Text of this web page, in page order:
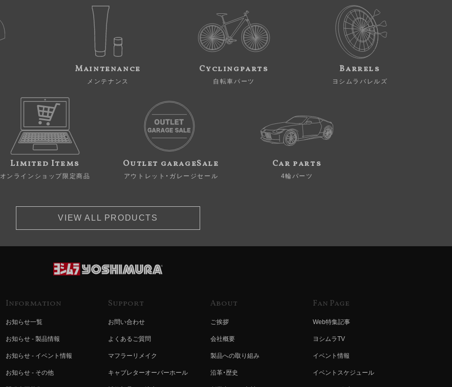
Maintenance
メンテナンス
Cyclingparts
自転車パーツ
Barrels
ヨシムラバレルズ
Limited Items
オンラインショップ限定商品
Outlet garageSale
アウトレット・ガレージセール
Car parts
4輪パーツ
VIEW ALL PRODUCTS
Information
お知らせ一覧
お知らせ - 製品情報
お知らせ - イベント情報
お知らせ - その他
Support
お問い合わせ
よくあるご質問
マフラーリメイク
キャブレターオーバーホール
About
ご挨拶
会社概要
製品への取り組み
沿革・歴史
Fan Page
Web特集記事
ヨシムラTV
イベント情報
イベントスケジュール